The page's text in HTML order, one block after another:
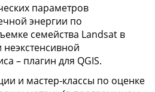
параметров
энергии по
семейства Landsat в
неэкстенсивной
– плагин для QGIS.
и мастер-классы по оценке